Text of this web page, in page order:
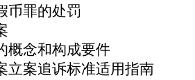
币罪的处罚
概念和构成要件
立案追诉标准适用指南